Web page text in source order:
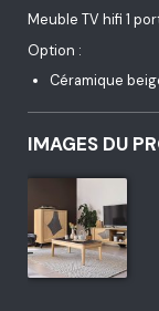
Meuble TV hifi 1
Option :
Céramique
IMAGES DU